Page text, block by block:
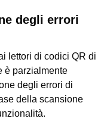
degli errori
lettori di codici QR di
è parzialmente
degli errori di
della scansione